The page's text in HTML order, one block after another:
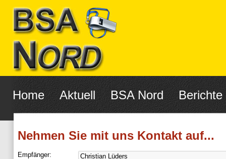
Navigation
überspringen
Home Aktuell BSA Nord Berichte
Nehmen Sie mit uns Kontakt auf...
Empfänger: